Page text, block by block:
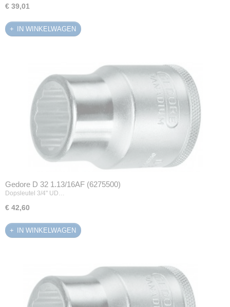
€ 39,01
IN WINKELWAGEN
Gedore D 32 1.13/16AF (6275500)
Dopsleutel 3/4" UD…
€ 42,60
IN WINKELWAGEN